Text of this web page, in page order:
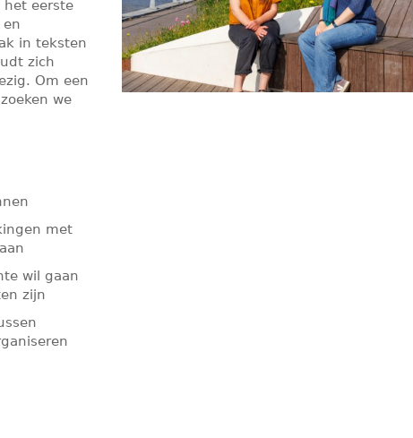
het eerste
in teksten
zich
Om een
we
met
wil gaan
zijn